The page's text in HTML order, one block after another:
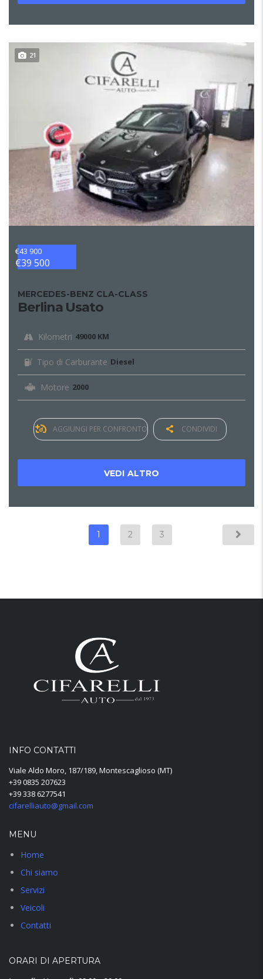
21
€43 900
€39 500
MERCEDES-BENZ CLA-CLASS
Berlina Usato
Kilometri 49000 KM
Tipo di Carburante Diesel
Motore 2000
AGGIUNGI PER CONFRONTO CONDIVIDI
VEDI ALTRO
1 2 3
INFO CONTATTI
Viale Aldo Moro, 187/189, Montescaglioso (MT)
+39 0835 207623
+39 338 6277541
cifarelliauto@gmail.com
MENU
Home
Chi siamo
Servizi
Veicoli
Contatti
ORARI DI APERTURA